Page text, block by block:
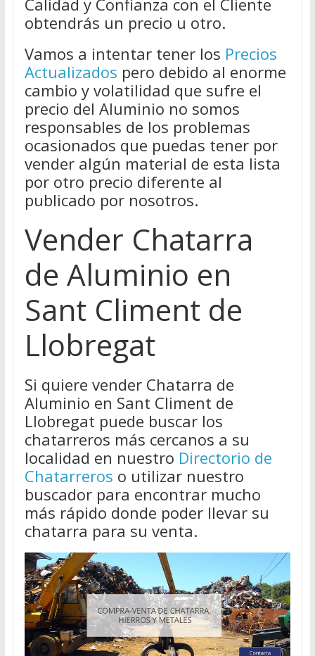
Calidad y Confianza con el Cliente
obtendrás un precio u otro.
Vamos a intentar tener los Precios
Actualizados pero debido al enorme
cambio y volatilidad que sufre el
precio del Aluminio no somos
responsables de los problemas
ocasionados que puedas tener por
vender algún material de esta lista
por otro precio diferente al
publicado por nosotros.
Vender Chatarra
de Aluminio en
Sant Climent de
Llobregat
Si quiere vender Chatarra de
Aluminio en Sant Climent de
Llobregat puede buscar los
chatarreros más cercanos a su
localidad en nuestro Directorio de
Chatarreros o utilizar nuestro
buscador para encontrar mucho
más rápido donde poder llevar su
chatarra para su venta.